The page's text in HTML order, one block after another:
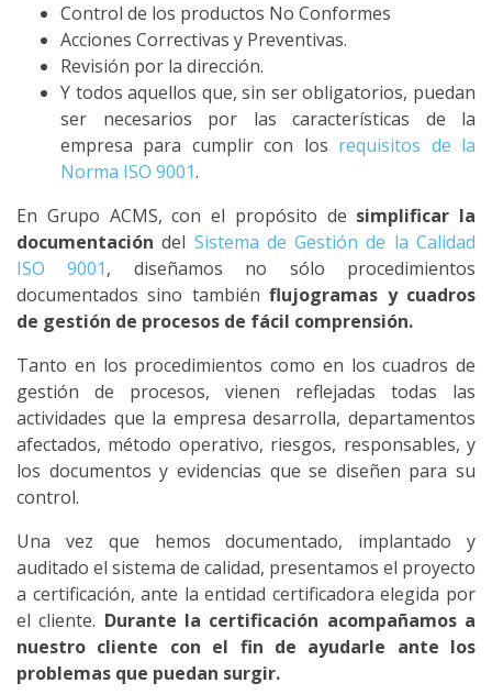
Control de los productos No Conformes
Acciones Correctivas y Preventivas.
Revisión por la dirección.
Y todos aquellos que, sin ser obligatorios, puedan
ser necesarios por las características de la
empresa para cumplir con los requisitos de la
Norma ISO 9001.
En Grupo ACMS, con el propósito de simplificar la
documentación del Sistema de Gestión de la Calidad
ISO 9001, diseñamos no sólo procedimientos
documentados sino tambiénflujogramas y cuadros
de gestión de procesos de fácil comprensión.
Tanto en los procedimientos como en los cuadros de
gestión de procesos, vienen reflejadas todas las
actividades que la empresa desarrolla, departamentos
afectados, método operativo, riesgos, responsables, y
los documentos y evidencias que se diseñen para su
control.
Una vez que hemos documentado, implantado y
auditado el sistema de calidad, presentamos el proyecto
a certificación, ante la entidad certificadora elegida por
el cliente. Durante la certificación acompañamos a
nuestro cliente con el fin de ayudarle ante los
problemas que puedan surgir.